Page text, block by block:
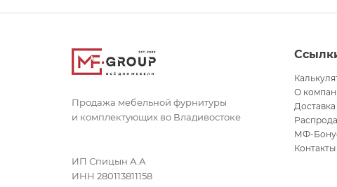
Продажа мебельной фурнитуры
и комплектующих во Владивостоке
ИП Спицын А.А
ИНН 280113811158
О
МФ-
Контакты